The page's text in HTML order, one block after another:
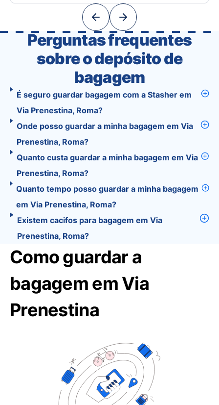
With Tourist, your trip planning becomes as
Perguntas frequentes
sobre o depósito de
bagagem
É seguro guardar bagagem com a Stasher em
Via Prenestina, Roma?
Onde posso guardar a minha bagagem em Via
Prenestina, Roma?
Quanto custa guardar a minha bagagem em Via
Prenestina, Roma?
Quanto tempo posso guardar a minha bagagem
em Via Prenestina, Roma?
Existem cacifos para bagagem em Via
Prenestina, Roma?
Como guardar a
bagagem em Via
Prenestina